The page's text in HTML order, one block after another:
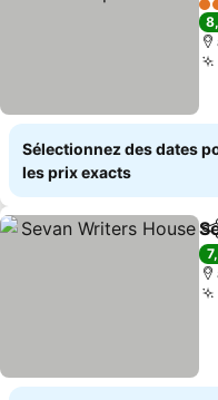
4
Sélectionnez des dates
les prix exacts